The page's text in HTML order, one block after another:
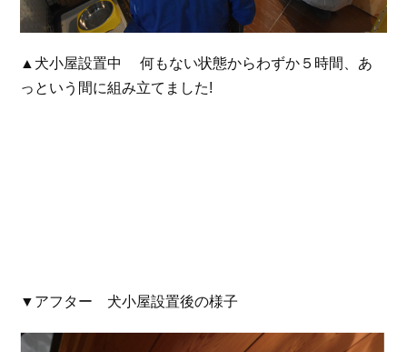
▲犬小屋設置中 何もない状態からわずか５時間、あ
っという間に組み立てました!
▼アフター 犬小屋設置後の様子